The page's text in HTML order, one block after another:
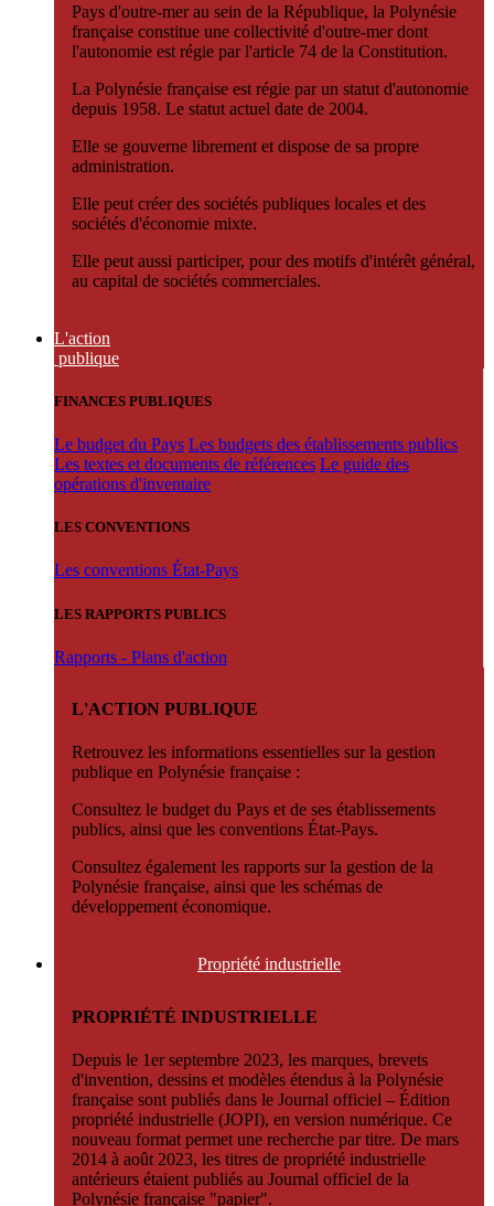
Pays d'outre-mer au sein de la République, la Polynésie
française constitue une collectivité d'outre-mer dont
l'autonomie est régie par l'article 74 de la Constitution.
La Polynésie française est régie par un statut d'autonomie
depuis 1958. Le statut actuel date de 2004.
Elle se gouverne librement et dispose de sa propre
administration.
Elle peut créer des sociétés publiques locales et des
sociétés d'économie mixte.
Elle peut aussi participer, pour des motifs d'intérêt général,
au capital de sociétés commerciales.
L'action
publique
FINANCES PUBLIQUES
Le budget du Pays Les budgets des établissements publics
Les textes et documents de références Le guide des
opérations d'inventaire
LES CONVENTIONS
Les conventions État-Pays
LES RAPPORTS PUBLICS
Rapports - Plans d'action
L'ACTION PUBLIQUE
Retrouvez les informations essentielles sur la gestion
publique en Polynésie française :
Consultez le budget du Pays et de ses établissements
publics, ainsi que les conventions État-Pays.
Consultez également les rapports sur la gestion de la
Polynésie française, ainsi que les schémas de
développement économique.
Propriété industrielle
PROPRIÉTÉ INDUSTRIELLE
Depuis le 1er septembre 2023, les marques, brevets
d'invention, dessins et modèles étendus à la Polynésie
française sont publiés dans le Journal officiel – Édition
propriété industrielle (JOPI), en version numérique. Ce
nouveau format permet une recherche par titre. De mars
2014 à août 2023, les titres de propriété industrielle
antérieurs étaient publiés au Journal officiel de la
Polynésie française "papier".